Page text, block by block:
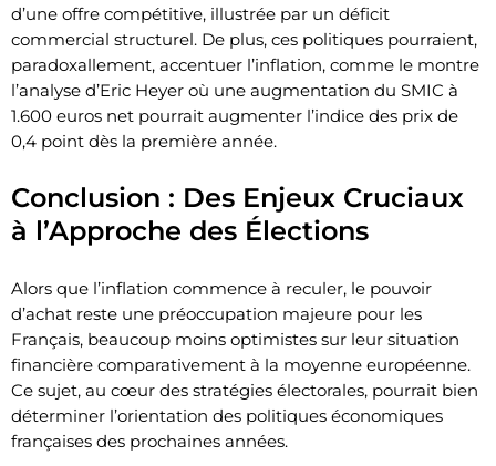
d’une offre compétitive, illustrée par un déficit
commercial structurel. De plus, ces politiques pourraient,
paradoxallement, accentuer l’inflation, comme le montre
l’analyse d’Eric Heyer où une augmentation du SMIC à
1.600 euros net pourrait augmenter l’indice des prix de
0,4 point dès la première année.
Conclusion : Des Enjeux Cruciaux
à l’Approche des Élections
Alors que l’inflation commence à reculer, le pouvoir
d’achat reste une préoccupation majeure pour les
Français, beaucoup moins optimistes sur leur situation
financière comparativement à la moyenne européenne.
Ce sujet, au cœur des stratégies électorales, pourrait bien
déterminer l’orientation des politiques économiques
françaises des prochaines années.